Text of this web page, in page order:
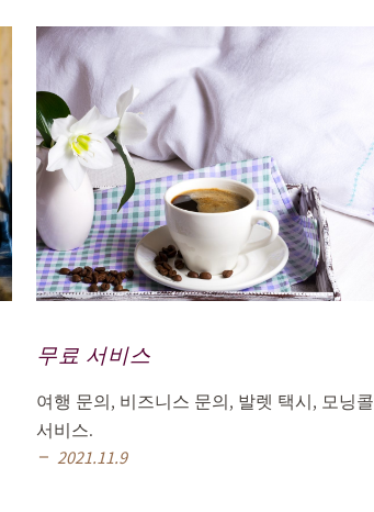
무료 서비스
여행 문의, 비즈니스 문의, 발렛 택시, 모닝콜
서비스.
remove 2021.11.9